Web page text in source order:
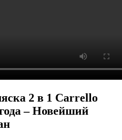
2 в 1 Carrello
– Новейший